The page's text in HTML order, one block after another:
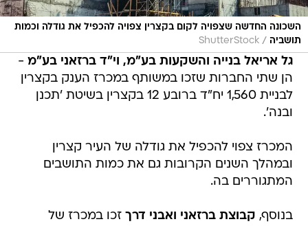
השכונה החדשה שצפויה לקום בקצרין צפויה להכפיל את גודלה וכמות
תושביה /
ShutterStock
גל אריאל בנייה והשקעות בע"מ, וי"ד ברזאני בע"מ -
הן שתי החברות שזכו במשותף במכרז הענק בקצרין
לבניית 1,560 יח"ד ברובע 12 בקצרין בשיטת 'תכנן
ובנה'.
המכרז צפוי להכפיל את גודלה של העיר קצרין
ובמהלך השנים הקרובות גם את כמות התושבים
המתגוררים בה.
בנוסף, קבוצת ברזאני ואבני דרך זכו במכרז של